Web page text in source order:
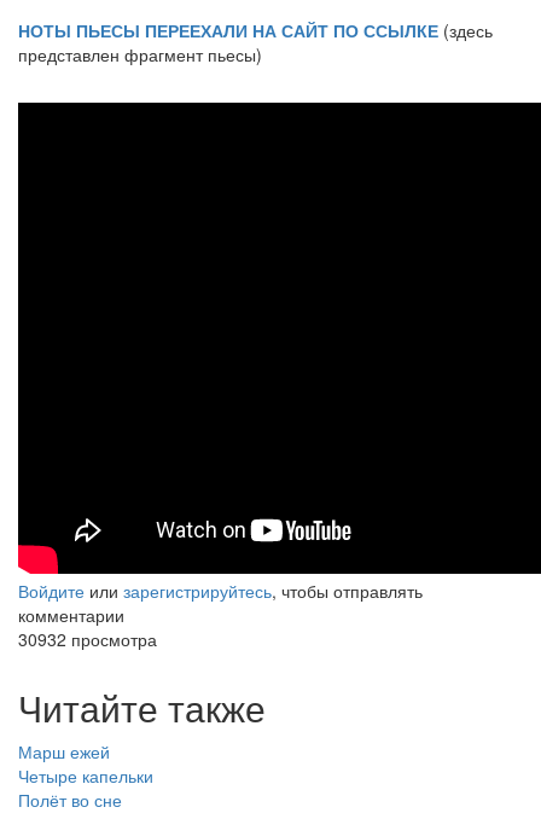
НОТЫ ПЬЕСЫ ПЕРЕЕХАЛИ НА САЙТ ПО ССЫЛКЕ (здесь
представлен фрагмент пьесы)
Войдите или зарегистрируйтесь, чтобы отправлять
комментарии
30932 просмотра
Читайте также
Марш ежей
Четыре капельки
Полёт во сне